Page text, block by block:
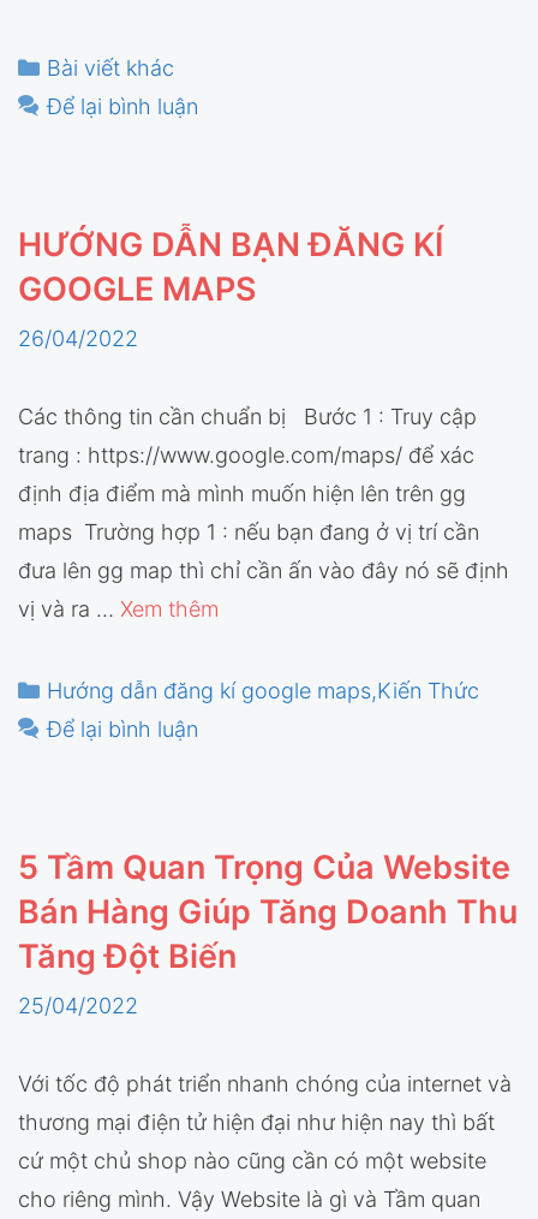
Danh
mục
Bài viết khác
Để lại bình luận
HƯỚNG DẪN BẠN ĐĂNG KÍ
GOOGLE MAPS
26/04/2022
Các thông tin cần chuẩn bị Bước 1 : Truy cập
trang : https://www.google.com/maps/ để xác
định địa điểm mà mình muốn hiện lên trên gg
maps Trường hợp 1 : nếu bạn đang ở vị trí cần
đưa lên gg map thì chỉ cần ấn vào đây nó sẽ định
vị và ra … Xem thêm
Danh
mục
Hướng dẫn đăng kí google maps,Kiến Thức
Để lại bình luận
5 Tầm Quan Trọng Của Website
Bán Hàng Giúp Tăng Doanh Thu
Tăng Đột Biến
25/04/2022
Với tốc độ phát triển nhanh chóng của internet và
thương mại điện tử hiện đại như hiện nay thì bất
cứ một chủ shop nào cũng cần có một website
cho riêng mình. Vậy Website là gì và Tầm quan